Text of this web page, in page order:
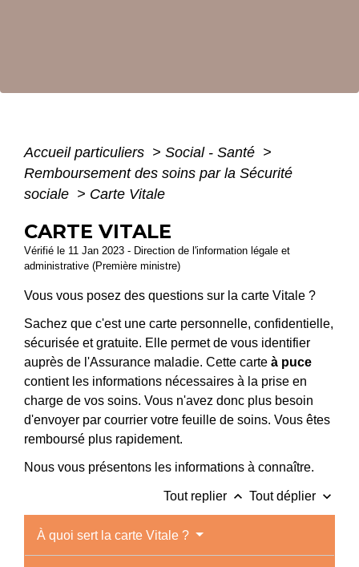
Accueil particuliers > Social - Santé >
Remboursement des soins par la Sécurité
sociale > Carte Vitale
CARTE VITALE
Vérifié le 11 Jan 2023 - Direction de l'information légale et
administrative (Première ministre)
Vous vous posez des questions sur la carte Vitale ?
Sachez que c'est une carte personnelle, confidentielle,
sécurisée et gratuite. Elle permet de vous identifier
auprès de l'Assurance maladie. Cette carte à puce
contient les informations nécessaires à la prise en
charge de vos soins. Vous n'avez donc plus besoin
d'envoyer par courrier votre feuille de soins. Vous êtes
remboursé plus rapidement.
Nous vous présentons les informations à connaître.
Tout replier keyboard_arrow_up Tout déplier keyboard_arrow_down
À quoi sert la carte Vitale ?